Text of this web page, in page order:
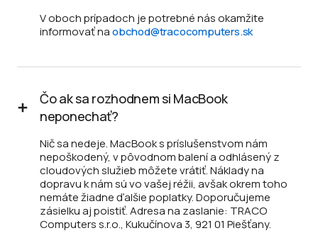
V oboch prípadoch je potrebné nás okamžite
informovať naobchod@tracocomputers.sk
Čo ak sa rozhodnem si MacBook
neponechať?
Nič sa nedeje. MacBook s príslušenstvom nám
nepoškodený, v pôvodnom balení a odhlásený z
cloudových služieb môžete vrátiť. Náklady na
dopravu k nám sú vo vašej réžii, avšak okrem toho
nemáte žiadne ďalšie poplatky. Doporučujeme
zásielku aj poistiť. Adresa na zaslanie: TRACO
Computers s.r.o., Kukučínova 3, 921 01 Piešťany.